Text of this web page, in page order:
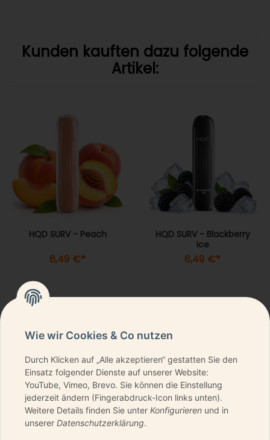
Kunden kauften dazu folgende
Artikel:
HQD SURV - Peach
6,49 €*
HQD SURV - Blackberry
Ice
6,49 €*
NEWSLETTER ABONNIEREN & KEINE DEALS
VERPASSEN
Wie wir Cookies & Co nutzen
Durch Klicken auf „Alle akzeptieren“ gestatten Sie den
Einsatz folgender Dienste auf unserer Website:
YouTube, Vimeo, Brevo. Sie können die Einstellung
jederzeit ändern (Fingerabdruck-Icon links unten).
Weitere Details finden Sie unter Konfigurieren und in
unserer Datenschutzerklärung.